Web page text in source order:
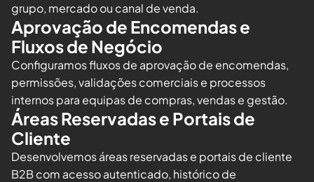
grupo, mercado ou canal de venda.
Aprovação de Encomendas e
Fluxos de Negócio
Configuramos fluxos de aprovação de encomendas,
permissões, validações comerciais e processos
internos para equipas de compras, vendas e gestão.
Áreas Reservadas e Portais de
Cliente
Desenvolvemos áreas reservadas e portais de cliente
B2B com acesso autenticado, histórico de